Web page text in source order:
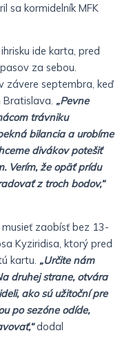
sa kormidelník MFK
ide karta, pred
za sebou.
závere septembra, keď
Bratislava. „Pevne
trávniku
bilancia a urobíme
divákov potešiť
Verím, že opäť prídu
z troch bodov,“
zaobísť bez 13-
Kyziridisa, ktorý pred
kartu. „Určite nám
druhej strane, otvára
ako sú užitoční pre
po sezóne odíde,
dodal